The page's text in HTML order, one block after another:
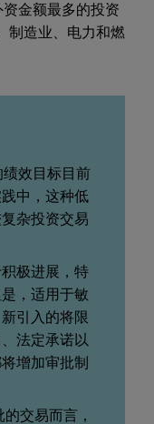
资金额最多的投资
制造业、电力和燃
效目标目前
中，这种低
杂投资交易
极进展，特
，适用于敏
引入的将限
法定承诺以
增加审批制
的交易而言，